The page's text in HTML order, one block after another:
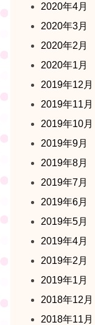
2020年4月
2020年3月
2020年2月
2020年1月
2019年12月
2019年11月
2019年10月
2019年9月
2019年8月
2019年7月
2019年6月
2019年5月
2019年4月
2019年2月
2019年1月
2018年12月
2018年11月